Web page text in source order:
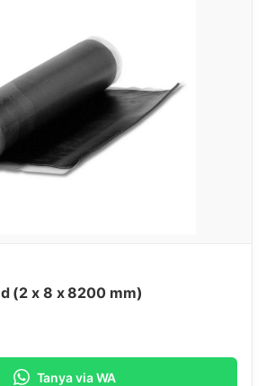
STZ NL, uncured (2 x 8 x 8200 mm)
Tanya via WA